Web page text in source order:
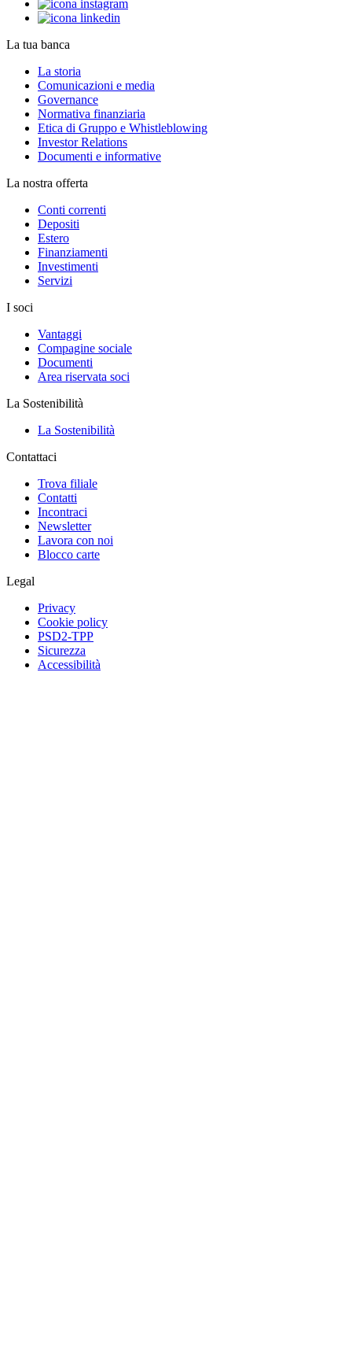
La tua banca
La storia
Comunicazioni e media
Governance
Normativa finanziaria
Etica di Gruppo e Whistleblowing
Investor Relations
Documenti e informative
La nostra offerta
Conti correnti
Depositi
Estero
Finanziamenti
Investimenti
Servizi
I soci
Vantaggi
Compagine sociale
Documenti
Area riservata soci
La Sostenibilità
La Sostenibilità
Contattaci
Trova filiale
Contatti
Incontraci
Newsletter
Lavora con noi
Blocco carte
Legal
Privacy
Cookie policy
PSD2-TPP
Sicurezza
Accessibilità